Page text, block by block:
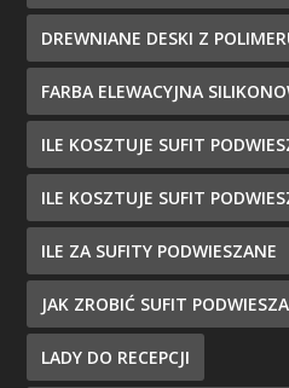
DREWNIANE DESKI Z
FARBA ELEWACYJNA
ILE KOSZTUJE SUFIT
ILE KOSZTUJE SUFIT
ILE ZA SUFITY PODWIESZANE
JAK ZROBIĆ SUFIT
LADY DO RECEPCJI